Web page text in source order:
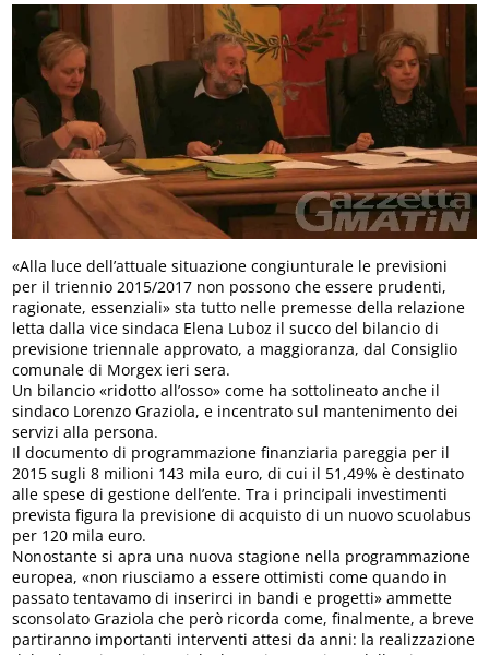
«Alla luce dell’attuale situazione congiunturale le previsioni
per il triennio 2015/2017 non possono che essere prudenti,
ragionate, essenziali» sta tutto nelle premesse della relazione
letta dalla vice sindaca Elena Luboz il succo del bilancio di
previsione triennale approvato, a maggioranza, dal Consiglio
comunale di Morgex ieri sera.
Un bilancio «ridotto all’osso» come ha sottolineato anche il
sindaco Lorenzo Graziola, e incentrato sul mantenimento dei
servizi alla persona.
Il documento di programmazione finanziaria pareggia per il
2015 sugli 8 milioni 143 mila euro, di cui il 51,49% è destinato
alle spese di gestione dell’ente. Tra i principali investimenti
prevista figura la previsione di acquisto di un nuovo scuolabus
per 120 mila euro.
Nonostante si apra una nuova stagione nella programmazione
europea, «non riusciamo a essere ottimisti come quando in
passato tentavamo di inserirci in bandi e progetti» ammette
sconsolato Graziola che però ricorda come, finalmente, a breve
partiranno importanti interventi attesi da anni: la realizzazione